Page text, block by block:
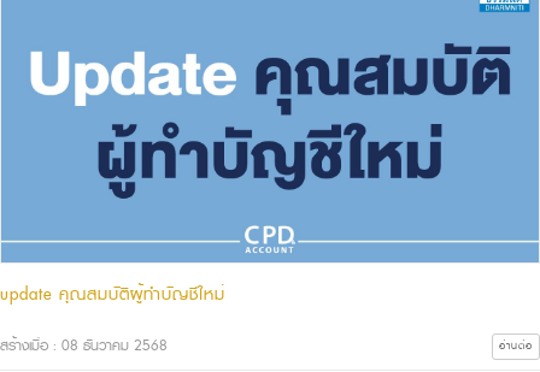
update คุณสมบัติผู้ทำบัญชีใหม่
สร้างเมื่อ : 08 ธันวาคม 2568 อ่านต่อ